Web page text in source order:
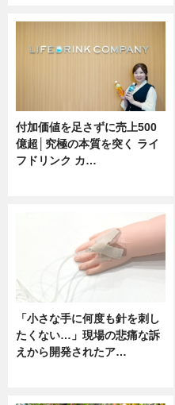
付加価値を足さずに売上500
億超│究極の本質を突く ライ
フドリンク カ…
「小さな手に何度も針を刺し
たくない…」現場の悲痛な訴
えから開発されたア…